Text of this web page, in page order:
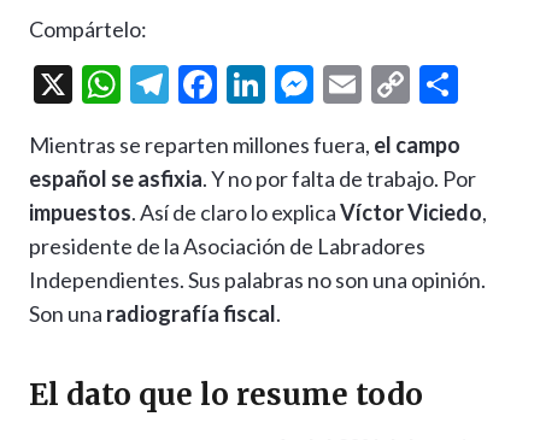
Compártelo:
X
W
at
s
A
p
p
T
e
gr
a
m
F
e
b
o
o
k
Li
ke
dI
n
M
se
n
g
er
E
ai
l
C
p
y
Li
n
m
p
ar
ti
Mientras se reparten millones fuera, el campo
español se asfixia. Y no por falta de trabajo. Por
impuestos. Así de claro lo explicaVíctor Viciedo,
presidente de la Asociación de Labradores
Independientes. Sus palabras no son una opinión.
Son una radiografía fiscal.
El dato que lo resume todo